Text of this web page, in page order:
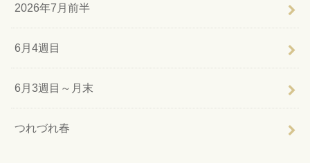
2026年7月前半
6月4週目
6月3週目～月末
つれづれ春